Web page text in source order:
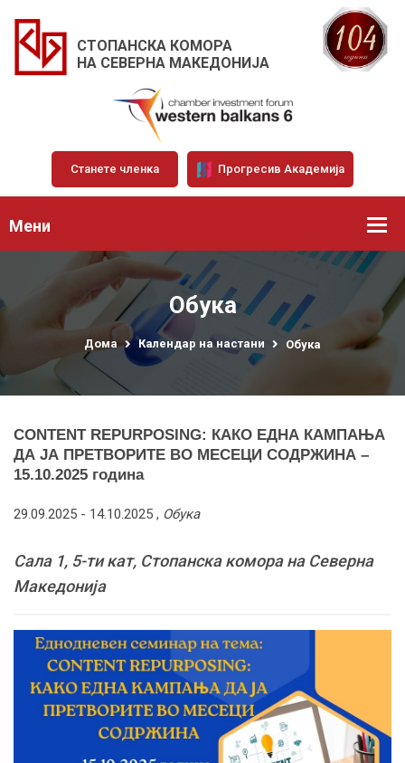
СТОПАНСКА КОМОРА
НА СЕВЕРНА МАКЕДОНИЈА
Станете членка Прогресив Академија
Мени
Обука
Дома Календар на настани Обука
CONTENT REPURPOSING: КАКО ЕДНА КАМПАЊА
ДА ЈА ПРЕТВОРИТЕ ВО МЕСЕЦИ СОДРЖИНА –
15.10.2025 година
29.09.2025 - 14.10.2025 , Обука
Сала 1, 5-ти кат, Стопанска комора на Северна
Македонија